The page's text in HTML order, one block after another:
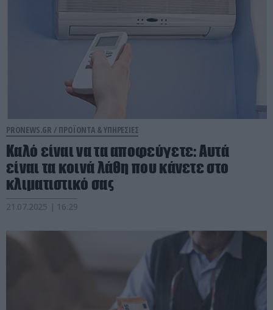
PRONEWS.GR / ΠΡΟΪΟΝΤΑ & ΥΠΗΡΕΣΙΕΣ
Καλό είναι να τα αποφεύγετε: Αυτά
είναι τα κοινά λάθη που κάνετε στο
κλιματιστικό σας
21.07.2025 | 16:29